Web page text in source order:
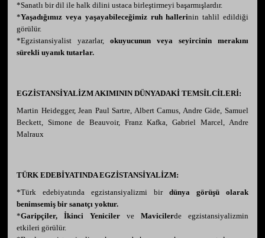
*Sanatlı bir dil ile halk dilini ustaca birleştirmeyi başarmışlardır.
*Yaşadığımız veya yaşayabileceğimiz ruh hallerinin tahlil edildiği
görülür.
*Egzistansiyalist yazarlar,
okuyucunun veya seyircinin merakını
sürekli uyanık tutarlar.
EGZİSTANSİYALİZM AKIMININ DÜNYADAKİ TEMSİLCİLERİ:
Martin Heidegger, Jean Paul Sartre, Albert Camus, Andre Gide, Samuel
Beckett, Simone de Beauvoir, Franz Kafka, Gabriel Marcel, Andre
Malraux
TÜRK EDEBİYATINDA EGZİSTANSİYALİZM:
*Türk edebiyatında egzistansiyalizmi bir
dünya görüşü olarak
benimsemiş bir sanatçı yoktur.
*Garipçiler, İkinci Yeniciler ve Mavicilerde egzistansiyalizmin
etkileri görülür.